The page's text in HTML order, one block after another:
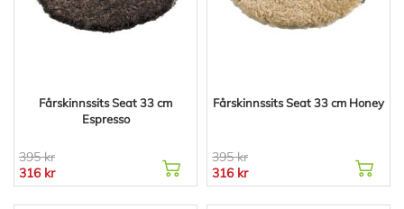
Fårskinnssits Seat 33 cm
Espresso
395 kr
316 kr
Fårskinnssits Seat 33 cm Honey
395 kr
316 kr